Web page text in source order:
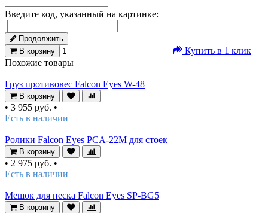
Введите код, указанный на картинке:
Продолжить
В корзину
Купить в 1 клик
Похожие товары
Груз противовес Falcon Eyes W-48
В корзину
• 3 955 руб. •
Есть в наличии
Ролики Falcon Eyes PCA-22M для стоек
В корзину
• 2 975 руб. •
Есть в наличии
Мешок для песка Falcon Eyes SP-BG5
В корзину